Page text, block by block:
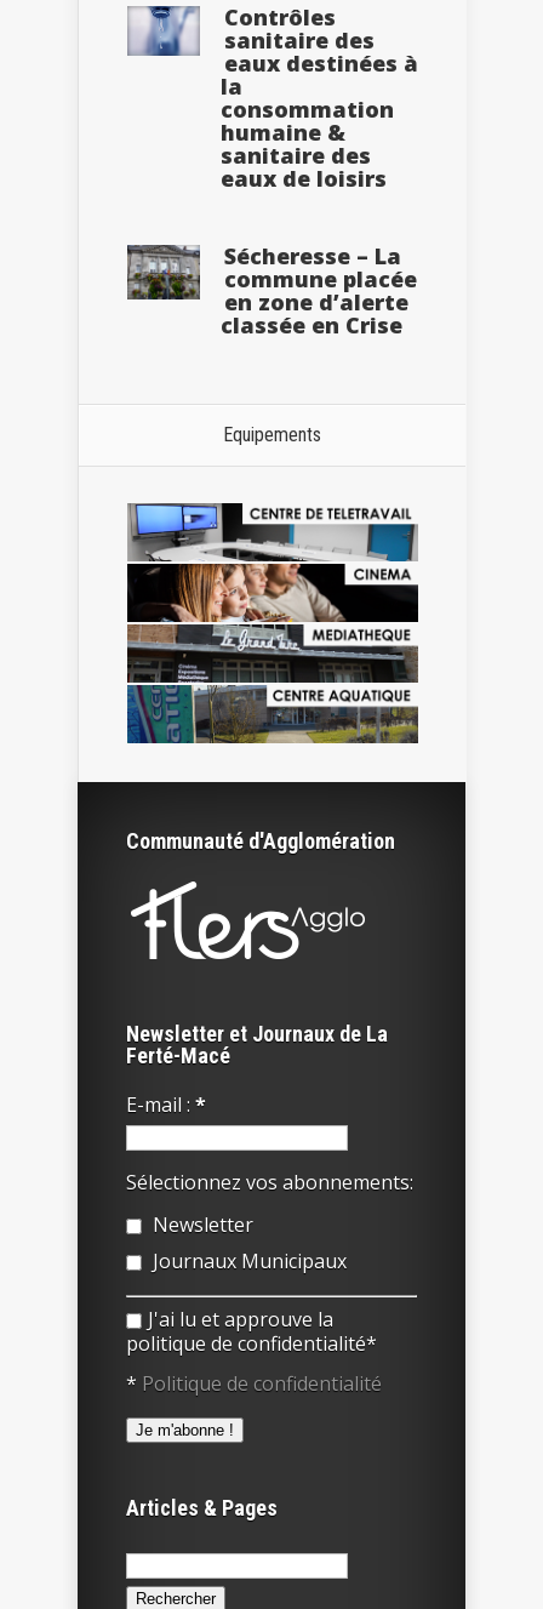
Contrôles
sanitaire des
eaux destinées à
la
consommation
humaine &
sanitaire des
eaux de loisirs
Sécheresse – La
commune placée
en zone d’alerte
classée en Crise
Equipements
Communauté d'Agglomération
Newsletter et Journaux de La
Ferté-Macé
E-mail : *
Sélectionnez vos abonnements:
Newsletter
Journaux Municipaux
J'ai lu et approuve la
politique de confidentialité*
* Politique de confidentialité
Articles & Pages
Rechercher :